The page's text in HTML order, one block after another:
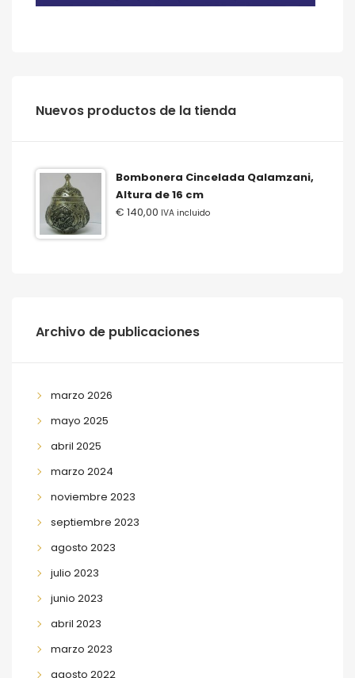
‫‪Nuevos‬‬ ‫‪productos‬‬ ‫‪de‬‬ ‫‪la‬‬ ‫‪tienda‬‬
Bombonera Cincelada Qalamzani,
Altura de 16 cm
€ 140,00 IVA incluido
Archivo de publicaciones
marzo 2026
mayo 2025
abril 2025
marzo 2024
noviembre 2023
septiembre 2023
agosto 2023
julio 2023
junio 2023
abril 2023
marzo 2023
agosto 2022